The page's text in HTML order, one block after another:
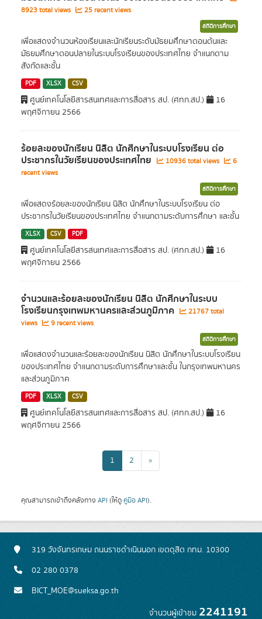
8923 total views 25 recent views
สถิติการศึกษา
เพื่อแสดงจำนวนห้องเรียนและนักเรียนระดับมัธยมศึกษาตอนต้นและ
มัธยมศึกษาตอนปลายในระบบโรงเรียนของประเทศไทย จำแนกตาม
สังกัดและชั้น
PDF XLSX CSV
ศูนย์เทคโนโลยีสารสนเทศและการสื่อสาร สป. (ศทก.สป.)
16
พฤศจิกายน 2566
ร้อยละของนักเรียน นิสิต นักศึกษาในระบบโรงเรียน ต่อ
ประชากรในวัยเรียนของประเทศไทย 10936 total views
6
recent views
สถิติการศึกษา
เพื่อแสดงร้อยละของนักเรียน นิสิต นักศึกษาในระบบโรงเรียน ต่อ
ประชากรในวัยเรียนของประเทศไทย จำแนกตามระดับการศึกษา และชั้น
XLSX CSV PDF
ศูนย์เทคโนโลยีสารสนเทศและการสื่อสาร สป. (ศทก.สป.)
16
พฤศจิกายน 2566
จำนวนและร้อยละของนักเรียน นิสิต นักศึกษาในระบบ
โรงเรียนกรุงเทพมหานครและส่วนภูมิภาค
21767 total
views
9 recent views
สถิติการศึกษา
เพื่อแสดงจำนวนและร้อยละของนักเรียน นิสิต นักศึกษาในระบบโรงเรียน
ของประเทศไทย จำแนกตามระดับการศึกษาและชั้น ในกรุงเทพมหานคร
และส่วนภูมิภาค
PDF XLSX CSV
ศูนย์เทคโนโลยีสารสนเทศและการสื่อสาร สป. (ศทก.สป.)
16
พฤศจิกายน 2566
1 2 »
คุณสามารถเข้าถึงคลังทาง API (ให้ดู คู่มือ API).
319 วังจันทรเกษม ถนนราชดำเนินนอก เขตดุสิต กทม. 10300
02 280 0378
BICT_MOE@sueksa.go.th
จำนวนผู้เข้าชม 2241191